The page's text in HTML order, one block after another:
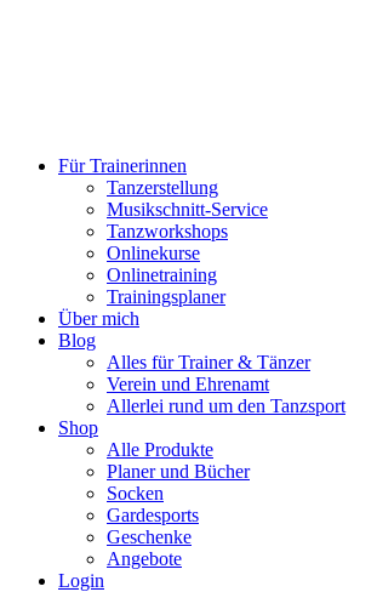
Für Trainerinnen
Tanzerstellung
Musikschnitt-Service
Tanzworkshops
Onlinekurse
Onlinetraining
Trainingsplaner
Über mich
Blog
Alles für Trainer & Tänzer
Verein und Ehrenamt
Allerlei rund um den Tanzsport
Shop
Alle Produkte
Planer und Bücher
Socken
Gardesports
Geschenke
Angebote
Login